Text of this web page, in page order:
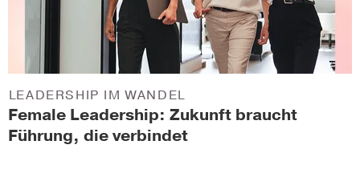
Female Leadership: Zukunft braucht
Führung, die verbindet
LEADERSHIP IM WANDEL